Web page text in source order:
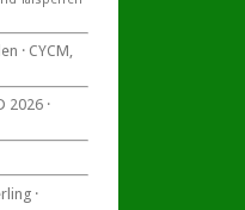
· CYCM,
2026 ·
·